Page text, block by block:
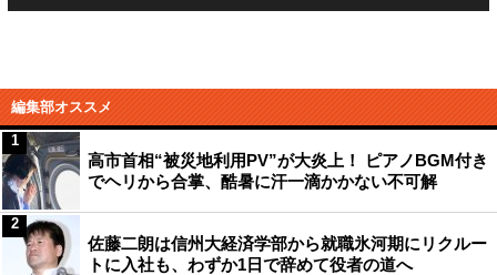
編集部オススメ
高市首相“被災地利用PV”が大炎上！ ピアノBGM付き
でヘリから合掌、酷暑に汗一滴かかない不可解
1
佐藤二朗は信州大経済学部から就職氷河期にリクルー
トに入社も、わずか1日で辞めて役者の道へ
2